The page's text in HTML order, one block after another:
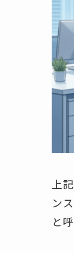
上
ン
と